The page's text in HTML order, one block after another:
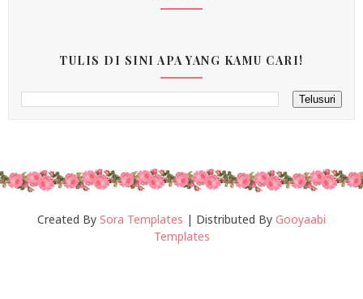
TULIS DI SINI APA YANG KAMU CARI!
Created By Sora Templates | Distributed By Gooyaabi
Templates